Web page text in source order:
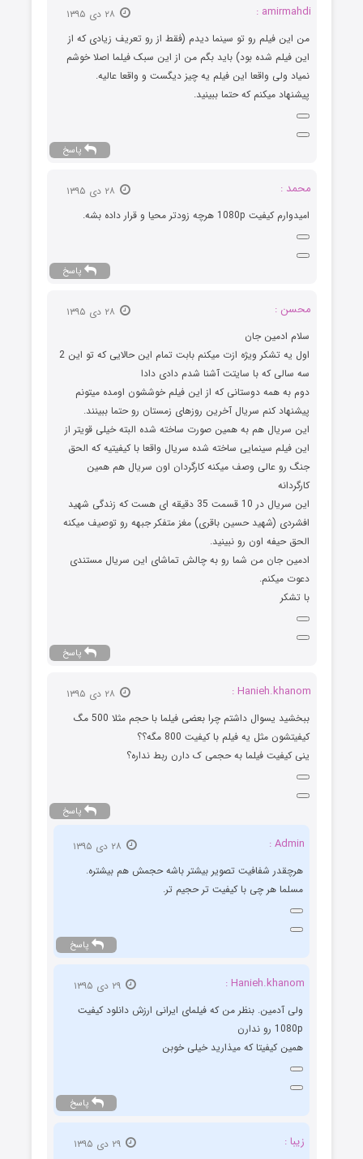
amirmahdi :
من این فیلم رو تو سینما دیدم (فقط از رو تعریف زیادی که از
این فیلم شده بود) باید بگم من از این سبک فیلما اصلا خوشم
نمیاد ولی واقعا این فیلم یه چیز دیگست و واقعا عالیه.
پیشنهاد میکنم که حتما ببینید.
پاسخ
محمد :
امیدوارم کیفیت 1080p هرچه زودتر محیا و قرار داده بشه.
پاسخ
محسن :
سلام ادمین جان
اول یه تشکر ویژه ازت میکنم بابت تمام این حالایی که تو این 2
سه سالی که با سایتت آشنا شدم دادی دادا
دوم به همه دوستانی که از این فیلم خوششون اومده میتونم
پیشنهاد کنم سریال آخرین روزهای زمستان رو حتما ببینند.
این سریال هم به همین صورت ساخته شده البته خیلی قویتر از
این فیلم سینمایی ساخته شده سریال واقعا با کیفیتیه که الحق
جنگ رو عالی وصف میکنه کارگردان اون سریال هم همین
کارگردانه
این سریال در 10 قسمت 35 دقیقه ای هست که زندگی شهید
افشردی (شهید حسین باقری) مغز متفکر جبهه رو توصیف میکنه
الحق حیفه اون رو نبینید.
ادمین جان من شما رو به چالش تماشای این سریال مستندی
دعوت میکنم.
با تشکر
پاسخ
Hanieh.khanom :
ببخشید یسوال داشتم چرا بعضی فیلما با حجم مثلا 500 مگ
کیفیتشون مثل یه فیلم با کیفیت 800 مگه؟؟
ینی کیفیت فیلما به حجمی ک دارن ربط نداره؟
پاسخ
Admin :
هرچقدر شفافیت تصویر بیشتر باشه حجمش هم بیشتره.
مسلما هر چی با کیفیت تر حجیم تر.
پاسخ
Hanieh.khanom :
ولی آدمین. بنظر من که فیلمای ایرانی ارزش دانلود کیفیت
1080p رو ندارن
همین کیفیتا که میذارید خیلی خوبن
پاسخ
زیبا :